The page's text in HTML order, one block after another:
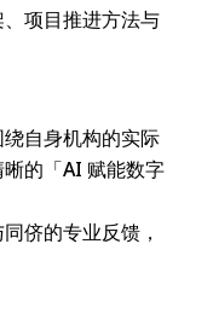
项目推进方法与
自身机构的实际
的「AI 赋能数字
侪的专业反馈，